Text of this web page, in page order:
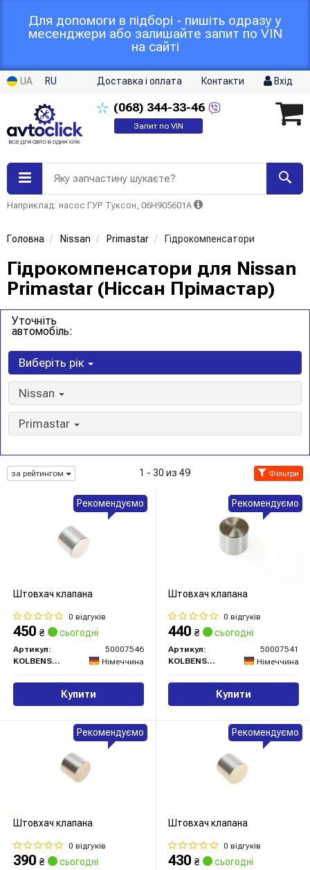
Для допомоги в підборі - пишіть одразу у
месенджери або залишайте запит по VIN
на сайті
UA RU Доставка і оплата Контакти Вхід
(068) 344-33-46
Запит по VIN
Яку запчастину шукаєте?
Наприклад: насос ГУР Туксон, 06H905601A
Головна Nissan Primastar Гідрокомпенсатори
Гідрокомпенсатори для Nissan
Primastar (Ніссан Прімастар)
Уточніть
автомобіль:
Виберіть рік
Nissan
Primastar
за рейтингом 1 - 30 из 49 Фільтри
Штовхач клапана
0 відгуків
450 ₴ сьогодні
Артикул:
50007546
KOLBENSCHMIDT
Німеччина
Купити
Рекомендуємо
Штовхач клапана
0 відгуків
440 ₴ сьогодні
Артикул:
50007541
KOLBENSCHMIDT
Німеччина
Купити
Рекомендуємо
Штовхач клапана
0 відгуків
390 ₴ сьогодні
Рекомендуємо
Штовхач клапана
0 відгуків
430 ₴ сьогодні
Рекомендуємо